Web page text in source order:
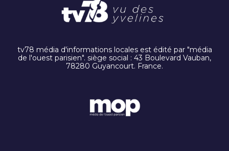
tv78 média d'informations locales est édité par "média
de l'ouest parisien". siège social : 43 Boulevard Vauban,
78280 Guyancourt. France.